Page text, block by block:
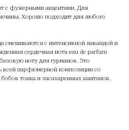
с фужерными акцентами. Для
Хорошо подходит для любого
смешиваются с интенсивной лавандой и
сердечная нота eau de parfum
ноту для гурманов. Это
всей парфюмерной композиции со
тонка и засахаренных каштанов.